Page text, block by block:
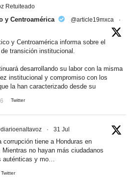
Retuiteado
y Centroamérica @article19mxca
·
y Centroamérica informa sobre el
transición institucional.
desarrollando su labor con la misma
institucional y compromiso con los
la han caracterizado desde su
Twitter
· 31 Jul
corrupción tiene a Honduras en
no hayan más ciudadanos
auténticas y mo…
Twitter